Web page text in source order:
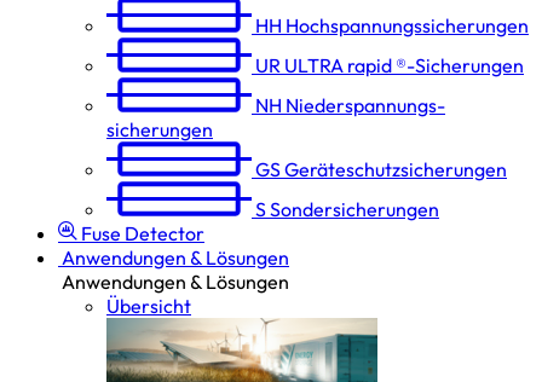
HH Hochspannungs­sicherungen
UR ULTRA rapid ®-Sicherungen
NH Niederspannungs­
sicherungen
GSGeräteschutz­sicherungen
SSondersicherungen
Fuse Detector
Anwendungen & Lösungen
Anwendungen & Lösungen
Übersicht